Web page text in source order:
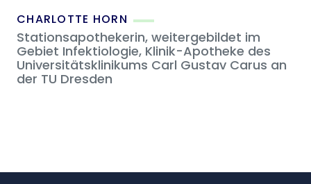
CHARLOTTE HORN
Stationsapothekerin, weitergebildet im
Gebiet Infektiologie, Klinik-Apotheke des
Universitätsklinikums Carl Gustav Carus an
der TU Dresden